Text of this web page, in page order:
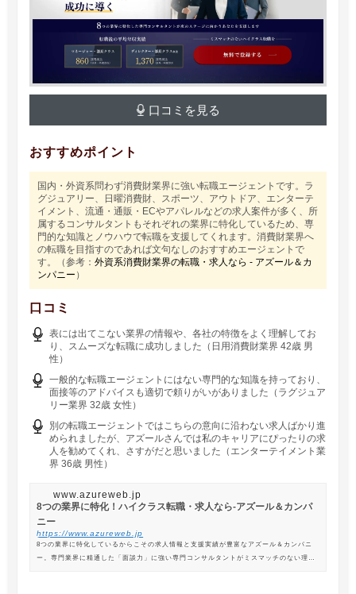
口コミを見る
おすすめポイント
国内・外資系問わず消費財業界に強い転職エージェントです。ラ
グジュアリー、日曜消費財、スポーツ、アウトドア、エンターテ
イメント、流通・通販・ECやアパレルなどの求人案件が多く、所
属するコンサルタントもそれぞれの業界に特化しているため、専
門的な知識とノウハウで転職を支援してくれます。消費財業界へ
の転職を目指すのであれば文句なしのおすすめエージェントで
す。（参考：外資系消費財業界の転職・求人なら - アズール＆カ
ンパニー ）
口コミ
表には出てこない業界の情報や、各社の特徴をよく理解してお
り、スムーズな転職に成功しました（日用消費財業界 42歳 男
性）
一般的な転職エージェントにはない専門的な知識を持っており、
面接等のアドバイスも適切で頼りがいがありました（ラグジュア
リー業界 32歳 女性）
別の転職エージェントではこちらの意向に沿わない求人ばかり進
められましたが、アズールさんでは私のキャリアにぴったりの求
人を勧めてくれ、さすがだと思いました（エンターテイメント業
界 36歳 男性）
www.azureweb.jp
8つの業界に特化！ハイクラス転職・求人なら-アズール＆カンパ
ニー
https://www.azureweb.jp
8つの業界に特化しているからこその求人情報と支援実績が豊富なアズール＆カンパニ
ー。専門業界に精通した「面談力」に強い専門コンサルタントがミスマッチのない理想